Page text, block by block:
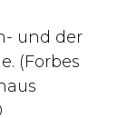
und der
(Forbes